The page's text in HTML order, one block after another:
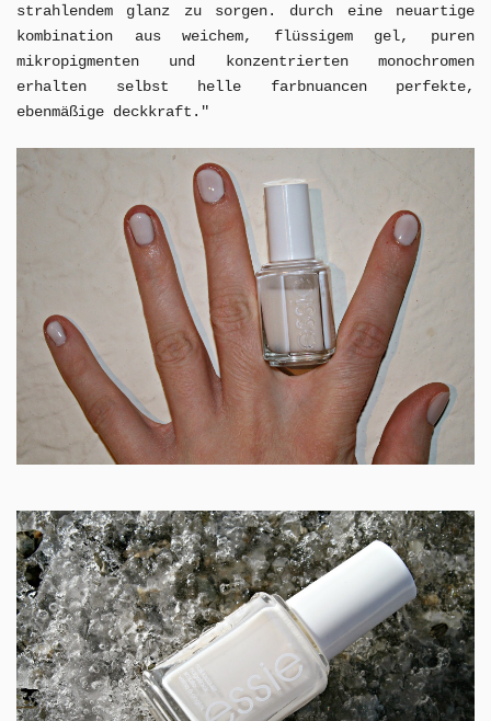
strahlendem glanz zu sorgen. durch eine neuartige
kombination aus weichem, flüssigem gel, puren
mikropigmenten und konzentrierten monochromen
erhalten selbst helle farbnuancen perfekte,
ebenmäßige deckkraft."